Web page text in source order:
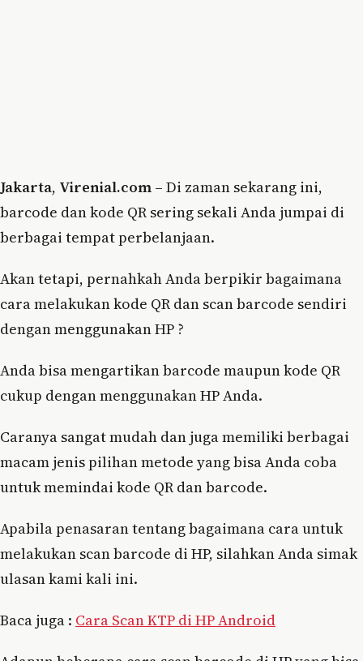
Jakarta, Virenial.com – Di zaman sekarang ini,
barcode dan kode QR sering sekali Anda jumpai di
berbagai tempat perbelanjaan.
Akan tetapi, pernahkah Anda berpikir bagaimana
cara melakukan kode QR dan scan barcode sendiri
dengan menggunakan HP ?
Anda bisa mengartikan barcode maupun kode QR
cukup dengan menggunakan HP Anda.
Caranya sangat mudah dan juga memiliki berbagai
macam jenis pilihan metode yang bisa Anda coba
untuk memindai kode QR dan barcode.
Apabila penasaran tentang bagaimana cara untuk
melakukan scan barcode di HP, silahkan Anda simak
ulasan kami kali ini.
Baca juga : Cara Scan KTP di HP Android